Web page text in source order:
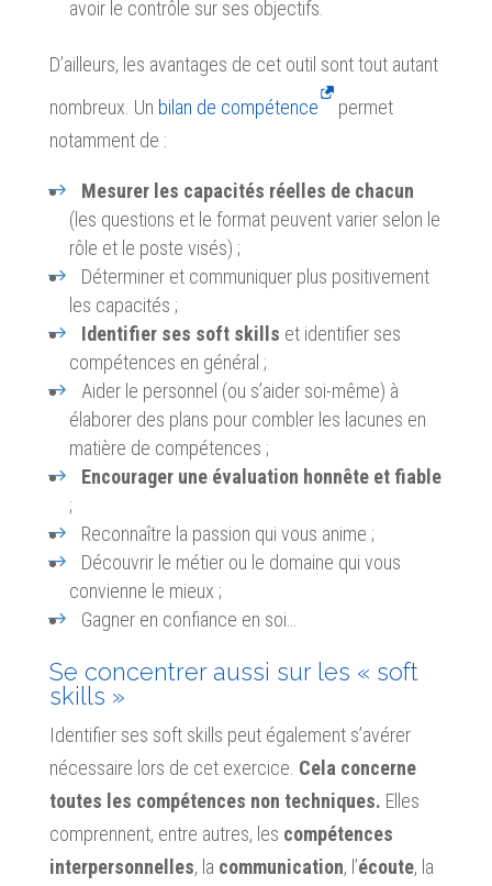
avoir le contrôle sur ses objectifs.
D’ailleurs, les avantages de cet outil sont tout autant
nombreux. Un bilan de compétence
permet
notamment de :
Mesurer les capacités réelles de chacun
(les questions et le format peuvent varier selon le
rôle et le poste visés) ;
Déterminer et communiquer plus positivement
les capacités ;
Identifier ses soft skills et identifier ses
compétences en général ;
Aider le personnel (ou s’aider soi-même) à
élaborer des plans pour combler les lacunes en
matière de compétences ;
Encourager une évaluation honnête et fiable
;
Reconnaître la passion qui vous anime ;
Découvrir le métier ou le domaine qui vous
convienne le mieux ;
Gagner en confiance en soi…
Se concentrer aussi sur les « soft
skills »
Identifier ses soft skills peut également s’avérer
nécessaire lors de cet exercice. Cela concerne
toutes les compétences non techniques. Elles
comprennent, entre autres, les compétences
interpersonnelles, la communication, l’écoute, la